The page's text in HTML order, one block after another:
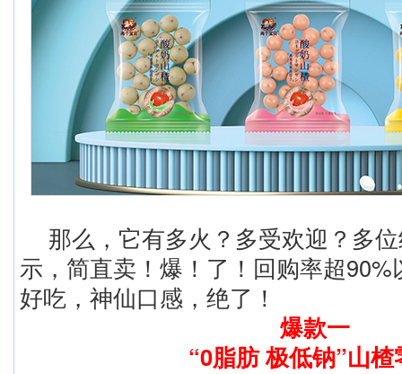
那么，它有多火？多受欢迎？多
示，简直卖！爆！了！回购率超
好吃，神仙口感，绝了！
爆款一
“0脂肪 极低钠”山楂